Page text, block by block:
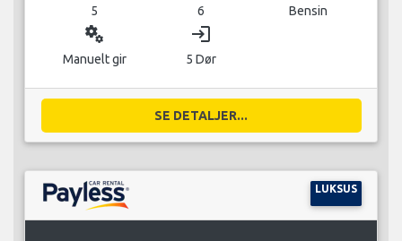
5 6 Bensin
miscellaneous_services
Manuelt gir
login
5 Dør
SE DETALJER...
LUKSUS